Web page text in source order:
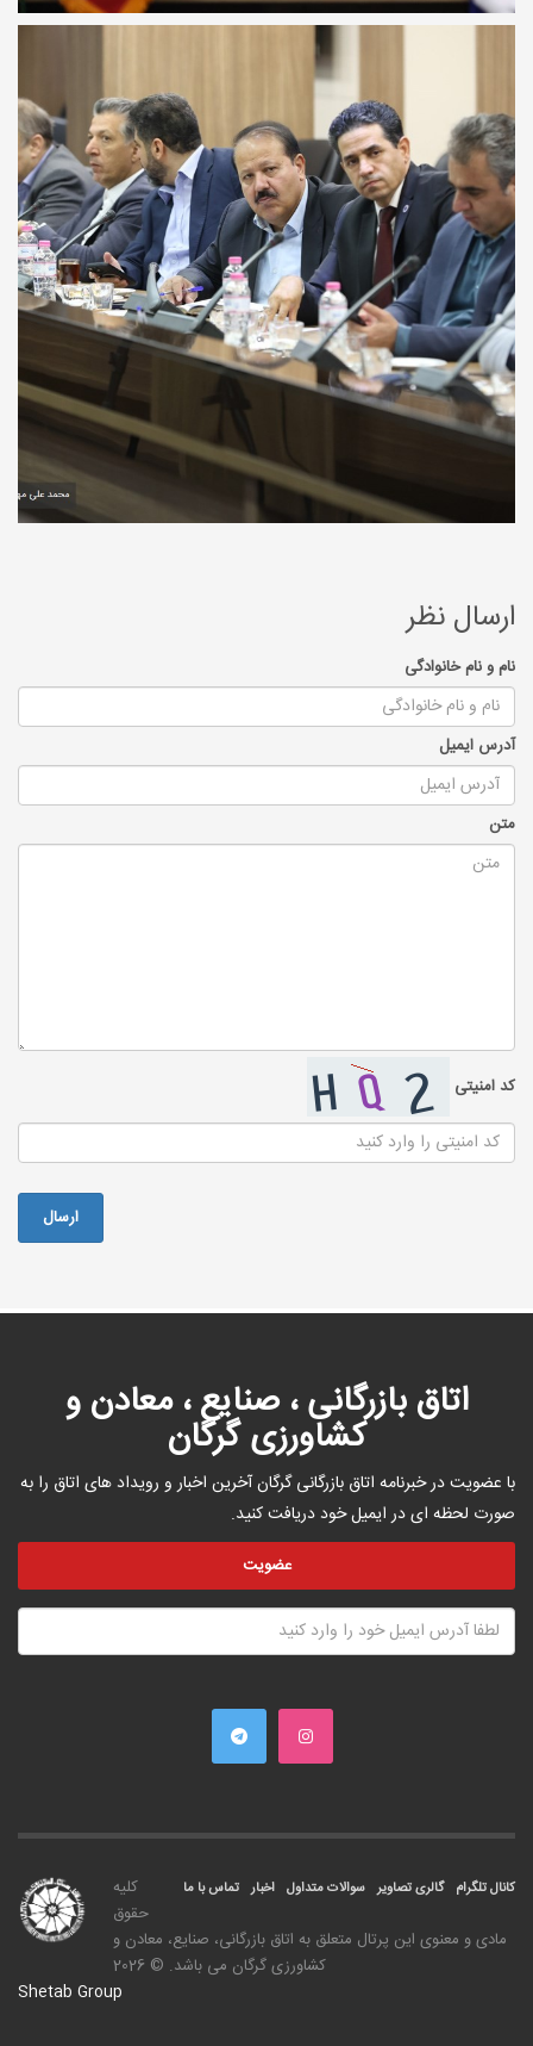
ارسال نظر
نام و نام خانوادگی
آدرس ایمیل
متن
کد امنیتی
اتاق بازرگانی ، صنایع ، معادن و
کشاورزی گرگان
با عضویت در خبرنامه اتاق بازرگانی گرگان آخرین اخبار و رویداد های اتاق را به
صورت لحظه ای در ایمیل خود دریافت کنید.
تماس با ما اخبار سوالات متداول گالری تصاویر کانال تلگرام
کليه
حقوق
مادی و معنوی اين پرتال متعلق به اتاق بازرگانی، صنايع، معادن و
کشاورزی گرگان می باشد. © 2026
Shetab Group